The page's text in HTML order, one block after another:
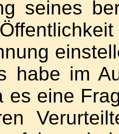
seines
habe im
es eine